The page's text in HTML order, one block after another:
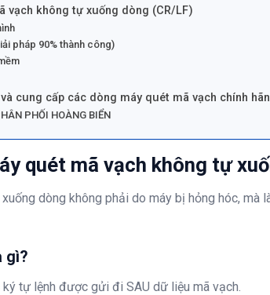
vạch không tự xuống dòng (CR/LF)
pháp 90% thành công)
cung cấp các dòng máy quét mã vạch chính
PHỐI HOÀNG BIỂN
quét mã vạch không tự
dòng không phải do máy bị hỏng hóc, mà
gì?
tự lệnh được gửi đi SAU dữ liệu mã vạch.